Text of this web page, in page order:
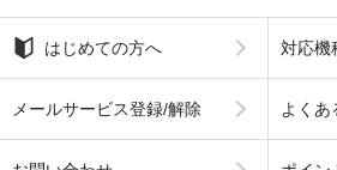
はじめての方へ 対応機
メールサービス登録/解除 よくあ